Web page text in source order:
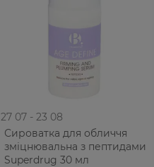
27 07 - 23 08
Сироватка для обличчя
зміцнювальна з пептидами
Superdrug 30 мл